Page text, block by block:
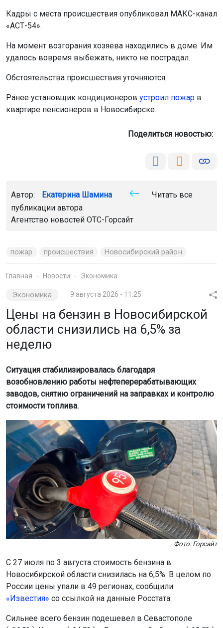
Кадры с места происшествия опубликовал МАКС-канал
«АСТ-54».
На момент возгорания хозяева находились в доме. Им
удалось вовремя выбежать, никто не пострадал.
Обстоятельства происшествия уточняются.
Ранее установщик кондиционеров устроил пожар в
квартире пенсионеров в Новосибирске.
Поделиться новостью:
Автор: Екатерина Шамина
Читать все
публикации автора
Агентство новостей ОТС-Горсайт
пожар происшествия Новосибирский район
Главная Новости Экономика
Экономика 9 августа 2026 - 11:25
Цены на бензин в Новосибирской
области снизились на 6,5% за
неделю
Ситуация стабилизировалась благодаря
возобновлению работы нефтеперерабатывающих
заводов, снятию ограничений на заправках и контролю
стоимости топлива.
Фото: Горсайт
С 27 июля по 3 августа стоимость бензина в
Новосибирской области снизилась на 6,5%. В целом по
России цены упали в 49 регионах, сообщили
«Известия» со ссылкой на данные Росстата.
Сильнее всего бензин подешевел в Севастополе